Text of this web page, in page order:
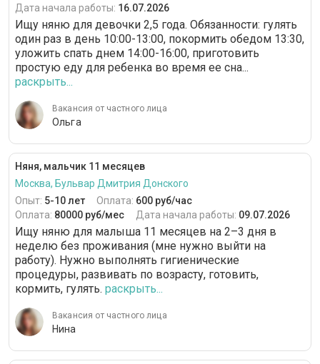
Дата начала работы: 16.07.2026
Ищу няню для девочки 2,5 года. Обязанности: гулять
один раз в день 10:00-13:00, покормить обедом 13:30,
уложить спать днем 14:00-16:00, приготовить
простую еду для ребенка во время ее сна...
раскрыть...
Вакансия от частного лица
Ольга
Няня, мальчик 11 месяцев
Москва, Бульвар Дмитрия Донского
Опыт: 5-10 лет Оплата: 600 руб/час
Оплата: 80000 руб/мес Дата начала работы: 09.07.2026
Ищу няню для малыша 11 месяцев на 2–3 дня в
неделю без проживания (мне нужно выйти на
работу). Нужно выполнять гигиенические
процедуры, развивать по возрасту, готовить,
кормить, гулять. раскрыть...
Вакансия от частного лица
Нина